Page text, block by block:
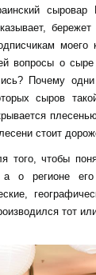
вопросы о
Почему
сыров
стоит
того, чтобы
о регионе его
тот